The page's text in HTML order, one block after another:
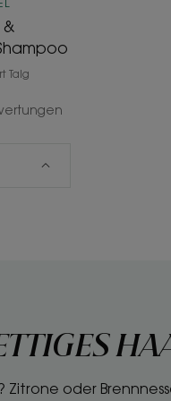
&
Talg
Zitrone oder